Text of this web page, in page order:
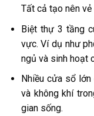
Tất cả tạo nên
Biệt thự 3 tầng
vực. Ví dụ như
ngủ và sinh hoạt
Nhiều cửa sổ
và không khí
gian sống.